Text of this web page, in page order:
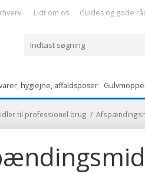
Lidt om os Guides og gode
hygiejne, affaldsposer
til professionel brug /